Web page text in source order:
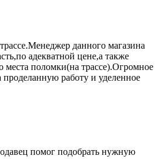
данного магазина
адекватной цене,а также
места поломки(на трассе).Огромное
проделанную работу и уделенное
помог подобрать нужную